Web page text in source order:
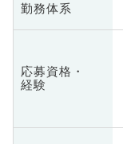
勤務体系
応募資格・
経験